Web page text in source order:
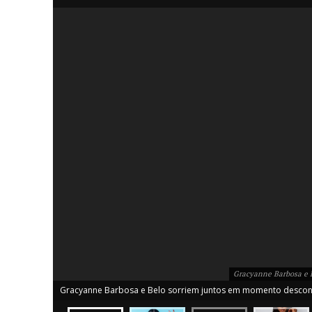
Gracyanne Barbosa
Gracyanne Barbosa e Belo sorriem juntos em momento